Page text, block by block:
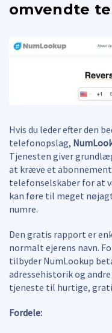
omvendte
Hvis du leder efter den
telefonopslag,
Tjenesten giver
at kræve et
telefonselskaber for at
kan føre til meget
numre.
Den gratis rapport er
normalt ejerens navn.
tilbyder NumLookup
adressehistorik og
tjeneste til hurtige,
Fordele: